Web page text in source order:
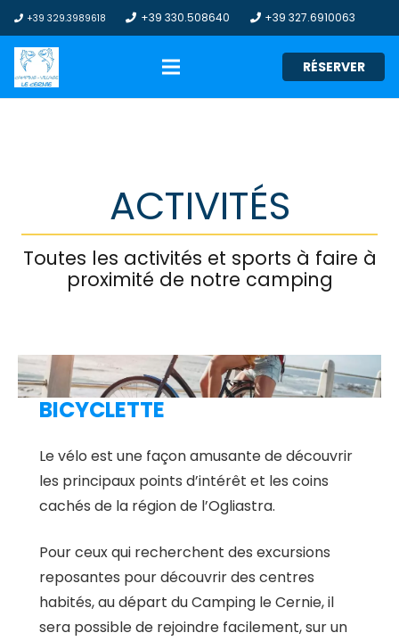
+39 329.3989618 +39 330.508640 +39 327.6910063
RÉSERVER
ACTIVITÉS
Toutes les activités et sports à faire à
proximité de notre camping
BICYCLETTE
Le vélo est une façon amusante de découvrir
les principaux points d’intérêt et les coins
cachés de la région de l’Ogliastra.
Pour ceux qui recherchent des excursions
reposantes pour découvrir des centres
habités, au départ du Camping le Cernie, il
sera possible de rejoindre facilement, sur un